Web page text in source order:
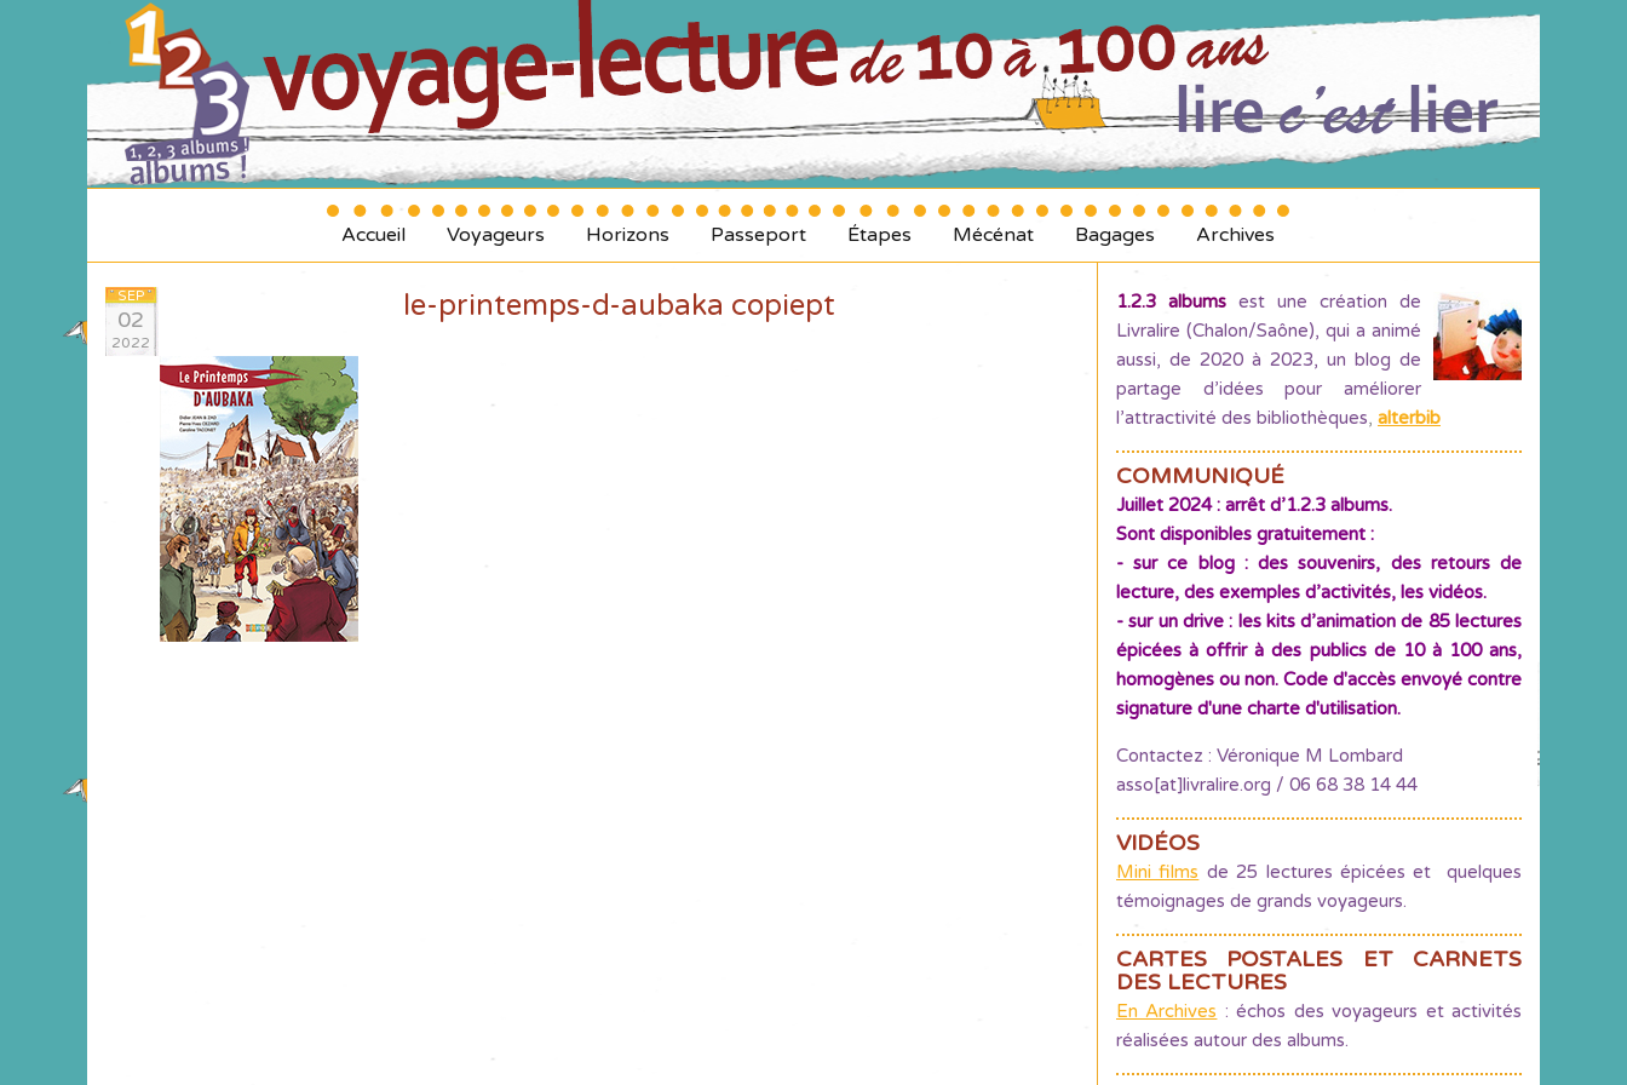
Accueil Voyageurs Horizons Passeport Étapes Mécénat Bagages Archives
SEP
02
2022
le-printemps-d-aubaka copiept 1.2.3 albums est une création de
Livralire (Chalon/Saône), qui a animé
aussi, de 2020 à 2023, un blog de
partage d’idées pour améliorer
l’attractivité des bibliothèques, alterbib
COMMUNIQUÉ
Juillet 2024 : arrêt d’1.2.3 albums.
Sont disponibles gratuitement :
- sur ce blog : des souvenirs, des retours de
lecture, des exemples d’activités, les vidéos.
- sur un drive : les kits d’animation de 85 lectures
épicées à offrir à des publics de 10 à 100 ans,
homogènes ou non. Code d'accès envoyé contre
signature d'une charte d'utilisation.
Contactez : Véronique M Lombard
asso[at]livralire.org / 06 68 38 14 44
VIDÉOS
Mini films de 25 lectures épicées et quelques
témoignages de grands voyageurs.
CARTES POSTALES ET CARNETS
DES LECTURES
En Archives : échos des voyageurs et activités
réalisées autour des albums.